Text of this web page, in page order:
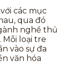
các mục
qua đó
nghề thủ
loại tre
vào sự đa
văn hóa